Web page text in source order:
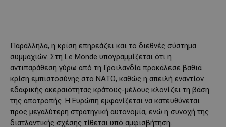
Παράλληλα, η κρίση επηρεάζει και το διεθνές σύστημα
συμμαχιών. Στη Le Monde υπογραμμίζεται ότι η
αντιπαράθεση γύρω από τη Γροιλανδία προκάλεσε βαθιά
κρίση εμπιστοσύνης στο ΝΑΤΟ, καθώς η απειλή εναντίον
εδαφικής ακεραιότητας κράτους-μέλους κλονίζει τη βάση
της αποτροπής. Η Ευρώπη εμφανίζεται να κατευθύνεται
προς μεγαλύτερη στρατηγική αυτονομία, ενώ η συνοχή της
διατλαντικής σχέσης τίθεται υπό αμφισβήτηση.